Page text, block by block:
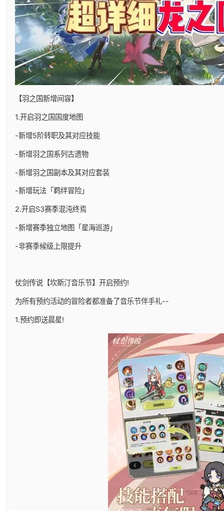
【羽之国新增间容】
1.开启羽之国国度地图
-新增5阶转职及其对应技能
-新增羽之国系列古遗物
-新增羽之国副本及其对应套装
-新增玩法「羁绊冒险」
2.开启S3赛季混沌终焉
-新增赛季独立地图「星海巡游」
-非赛季候级上限提升
仗剑传说【坎斯汀音乐节】开启预约!
为所有预约活动的冒险者都准备了音乐节伴手礼--
1.预约即送晨星!